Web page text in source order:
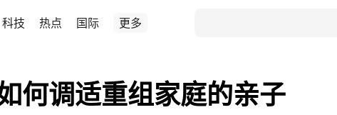
科技 热点 国际 更多
何调适重组家庭的亲子